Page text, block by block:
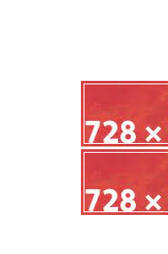
أزمة خوان بيزيرا.. واللاعب
من العودة إلى القاهرة